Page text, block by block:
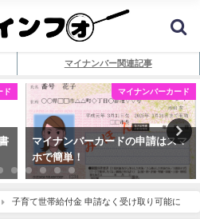
マイナンバー関連記事
ド マイナンバーカード
マイナンバーカードの申請はスマ
ホで簡単！
子育て世帯給付金 申請なく受け取り可能に